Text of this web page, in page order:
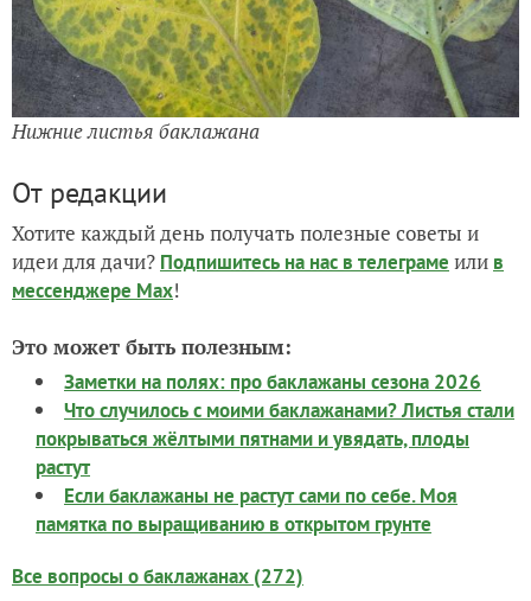
Нижние листья баклажана
От редакции
Хотите каждый день получать полезные советы и
идеи для дачи? Подпишитесь на нас в телеграме или в
мессенджере Max!
Это может быть полезным:
Заметки на полях: про баклажаны сезона 2026
Что случилось с моими баклажанами? Листья стали
покрываться жëлтыми пятнами и увядать, плоды
растут
Если баклажаны не растут сами по себе. Моя
памятка по выращиванию в открытом грунте
Все вопросы о баклажанах (272)